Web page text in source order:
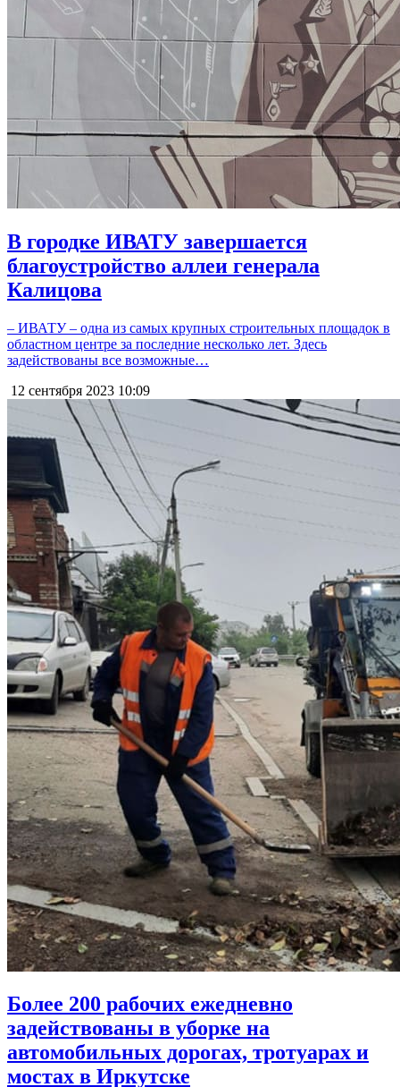
В городке ИВАТУ завершается
благоустройство аллеи генерала
Калицова
– ИВАТУ – одна из самых крупных строительных площадок в
областном центре за последние несколько лет. Здесь
задействованы все возможные…
12 сентября 2023 10:09
Более 200 рабочих ежедневно
задействованы в уборке на
автомобильных дорогах, тротуарах и
мостах в Иркутске